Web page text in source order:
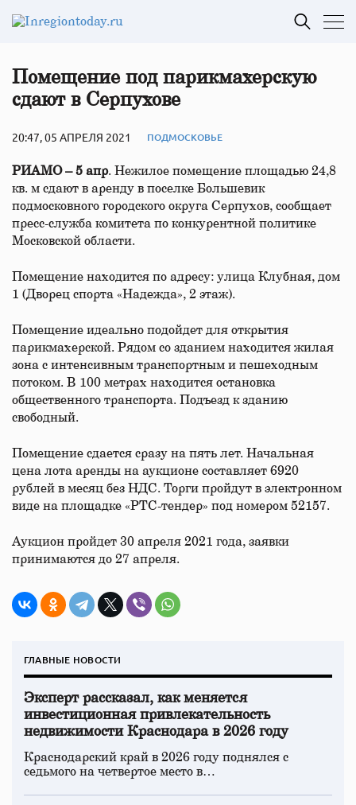
Помещение под парикмахерскую
сдают в Серпухове
20:47, 05 АПРЕЛЯ 2021 ПОДМОСКОВЬЕ
РИАМО – 5 апр. Нежилое помещение площадью 24,8
кв. м сдают в аренду в поселке Большевик
подмосковного городского округа Серпухов, сообщает
пресс-служба комитета по конкурентной политике
Московской области.
Помещение находится по адресу: улица Клубная, дом
1 (Дворец спорта «Надежда», 2 этаж).
Помещение идеально подойдет для открытия
парикмахерской. Рядом со зданием находится жилая
зона с интенсивным транспортным и пешеходным
потоком. В 100 метрах находится остановка
общественного транспорта. Подъезд к зданию
свободный.
Помещение сдается сразу на пять лет. Начальная
цена лота аренды на аукционе составляет 6920
рублей в месяц без НДС. Торги пройдут в электронном
виде на площадке «РТС-тендер» под номером 52157.
Аукцион пройдет 30 апреля 2021 года, заявки
принимаются до 27 апреля.
ГЛАВНЫЕ НОВОСТИ
Эксперт рассказал, как меняется
инвестиционная привлекательность
недвижимости Краснодара в 2026 году
Краснодарский край в 2026 году поднялся с
седьмого на четвертое место в…